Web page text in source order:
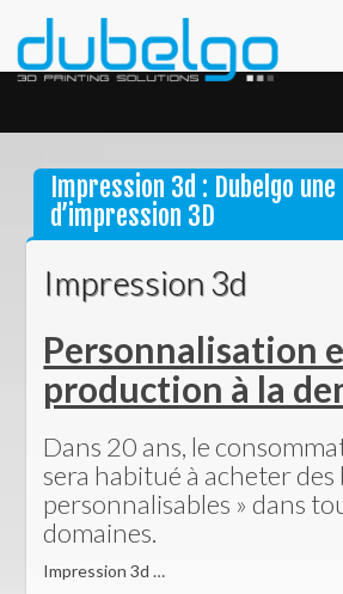
Impression 3d : Dubelgo
d’impression 3D
Impression 3d
Personnalisation
production à la
Dans 20 ans, le
sera habitué à acheter des
personnalisables » dans
domaines.
Impression 3d …